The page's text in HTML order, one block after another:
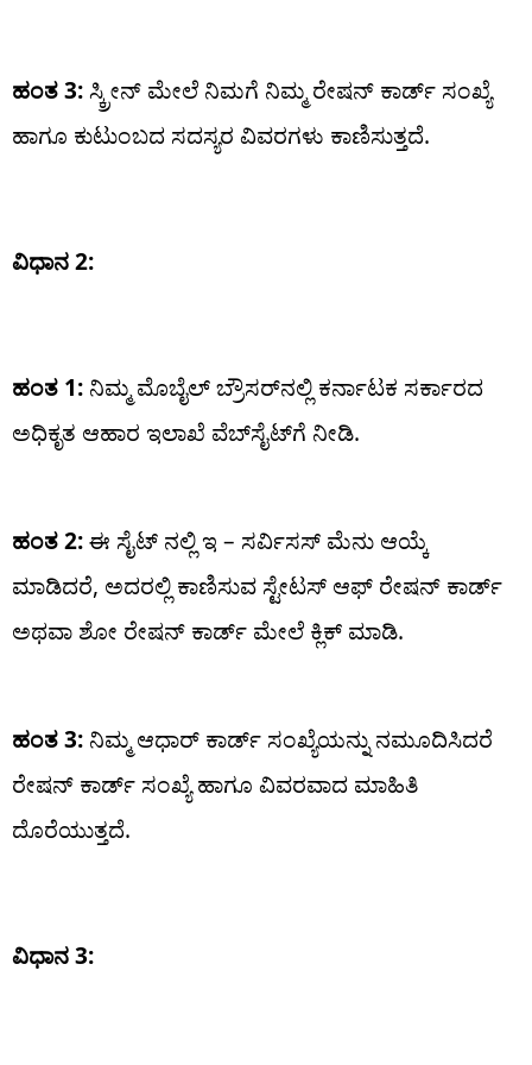
ಹಂತ 3:ಸ್ಕ್ರೀನ್‌ ಮೇಲೆ ನಿಮಗೆ ನಿಮ್ಮ ರೇಷನ್ ಕಾರ್ಡ್ ಸಂಖ್ಯೆ
ಹಾಗೂ ಕುಟುಂಬದ ಸದಸ್ಯರ ವಿವರಗಳು ಕಾಣಿಸುತ್ತದೆ.
ವಿಧಾನ 2:
ಹಂತ 1: ನಿಮ್ಮ ಮೊಬೈಲ್ ಬ್ರೌಸರ್‌ನಲ್ಲಿ ಕರ್ನಾಟಕ ಸರ್ಕಾರದ
ಅಧಿಕೃತ ಆಹಾರ ಇಲಾಖೆ ವೆಬ್‌ಸೈಟ್‌ಗೆ ನೀಡಿ.
ಹಂತ 2:ಈ ಸೈಟ್ ನಲ್ಲಿ ಇ – ಸರ್ವಿಸಸ್ ಮೆನು ಆಯ್ಕೆ
ಮಾಡಿದರೆ, ಅದರಲ್ಲಿ ಕಾಣಿಸುವ ಸ್ಟೇಟಸ್ ಆಫ್ ರೇಷನ್ ಕಾರ್ಡ್
ಅಥವಾ ಶೋ ರೇಷನ್ ಕಾರ್ಡ್ ಮೇಲೆ ಕ್ಲಿಕ್ ಮಾಡಿ.
ಹಂತ 3: ನಿಮ್ಮ ಆಧಾರ್ ಕಾರ್ಡ್ ಸಂಖ್ಯೆಯನ್ನು ನಮೂದಿಸಿದರೆ
ರೇಷನ್ ಕಾರ್ಡ್ ಸಂಖ್ಯೆ ಹಾಗೂ ವಿವರವಾದ ಮಾಹಿತಿ
ದೊರೆಯುತ್ತದೆ.
ವಿಧಾನ 3: